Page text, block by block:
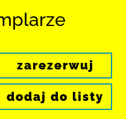
zarezerwuj
dodaj do listy